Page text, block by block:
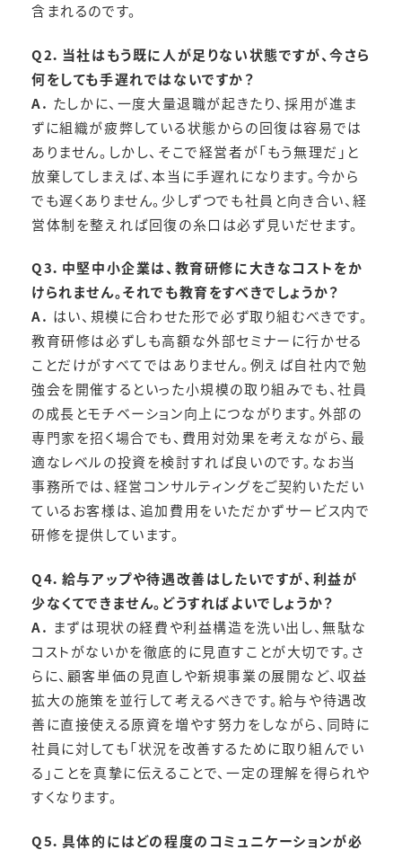
含まれるのです。
Q2．当社はもう既に人が足りない状態ですが、今さら
何をしても手遅れではないですか？
A. たしかに、一度大量退職が起きたり、採用が進ま
ずに組織が疲弊している状態からの回復は容易では
ありません。しかし、そこで経営者が「もう無理だ」と
放棄してしまえば、本当に手遅れになります。今から
でも遅くありません。少しずつでも社員と向き合い、経
営体制を整えれば回復の糸口は必ず見いだせます。
Q3．中堅中小企業は、教育研修に大きなコストをか
けられません。それでも教育をすべきでしょうか？
A. はい、規模に合わせた形で必ず取り組むべきです。
教育研修は必ずしも高額な外部セミナーに行かせる
ことだけがすべてではありません。例えば自社内で勉
強会を開催するといった小規模の取り組みでも、社員
の成長とモチベーション向上につながります。外部の
専門家を招く場合でも、費用対効果を考えながら、最
適なレベルの投資を検討すれば良いのです。なお当
事務所では、経営コンサルティングをご契約いただい
ているお客様は、追加費用をいただかずサービス内で
研修を提供しています。
Q4．給与アップや待遇改善はしたいですが、利益が
少なくてできません。どうすればよいでしょうか？
A. まずは現状の経費や利益構造を洗い出し、無駄な
コストがないかを徹底的に見直すことが大切です。さ
らに、顧客単価の見直しや新規事業の展開など、収益
拡大の施策を並行して考えるべきです。給与や待遇改
善に直接使える原資を増やす努力をしながら、同時に
社員に対しても「状況を改善するために取り組んでい
る」ことを真摯に伝えることで、一定の理解を得られや
すくなります。
Q5．具体的にはどの程度のコミュニケーションが必